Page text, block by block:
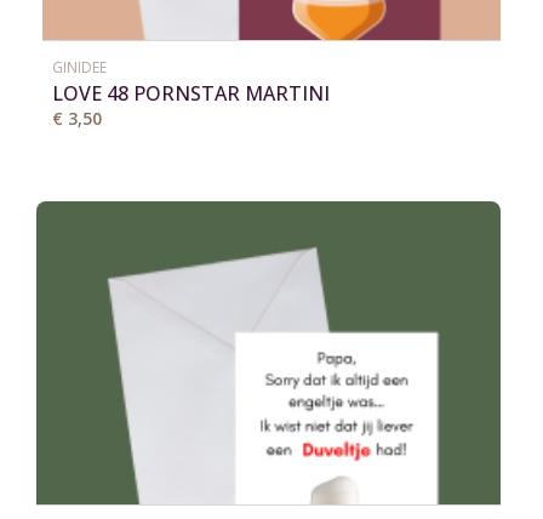
GINIDEE
LOVE 48 PORNSTAR MARTINI
€ 3,50